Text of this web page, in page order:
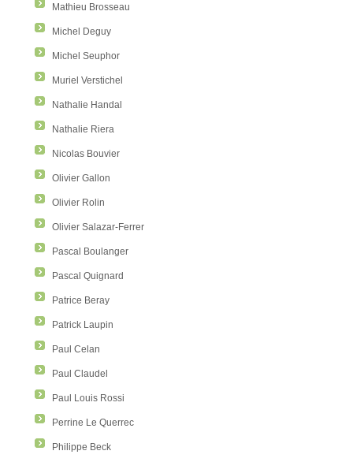
Mathieu Brosseau
Michel Deguy
Michel Seuphor
Muriel Verstichel
Nathalie Handal
Nathalie Riera
Nicolas Bouvier
Olivier Gallon
Olivier Rolin
Olivier Salazar-Ferrer
Pascal Boulanger
Pascal Quignard
Patrice Beray
Patrick Laupin
Paul Celan
Paul Claudel
Paul Louis Rossi
Perrine Le Querrec
Philippe Beck